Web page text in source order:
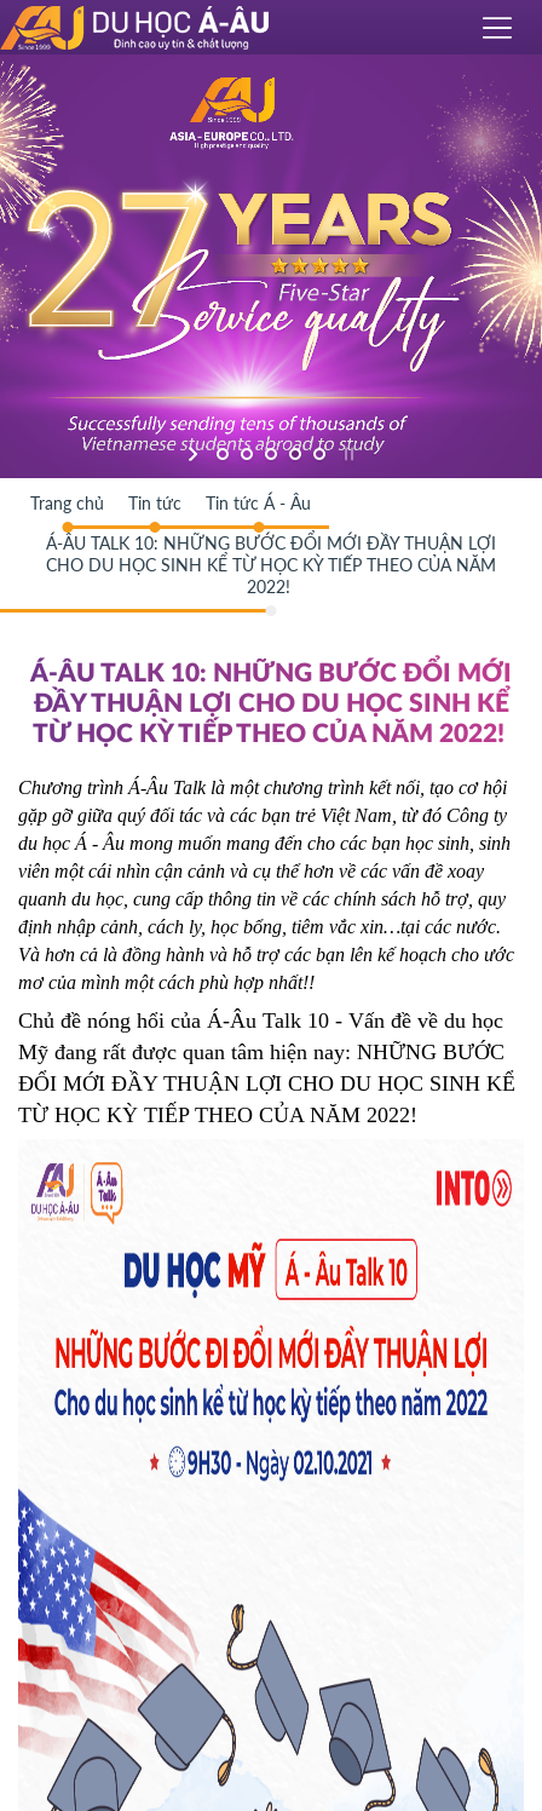
Trang chủ Tin tức Tin tức Á - Âu
Á-ÂU TALK 10: NHỮNG BƯỚC ĐỔI MỚI ĐẦY THUẬN LỢI
CHO DU HỌC SINH KỂ TỪ HỌC KỲ TIẾP THEO CỦA NĂM
2022!
Á-ÂU TALK 10: NHỮNG BƯỚC ĐỔI MỚI
ĐẦY THUẬN LỢI CHO DU HỌC SINH KỂ
TỪ HỌC KỲ TIẾP THEO CỦA NĂM 2022!
Chương trình Á-Âu Talk là một chương trình kết nối, tạo cơ hội
gặp gỡ giữa quý đối tác và các bạn trẻ Việt Nam, từ đó Công ty
du học Á - Âu mong muốn mang đến cho các bạn học sinh, sinh
viên một cái nhìn cận cảnh và cụ thể hơn về các vấn đề xoay
quanh du học, cung cấp thông tin về các chính sách hỗ trợ, quy
định nhập cảnh, cách ly, học bổng, tiêm vắc xin…tại các nước.
Và hơn cả là đồng hành và hỗ trợ các bạn lên kế hoạch cho ước
mơ của mình một cách phù hợp nhất!!
Chủ đề nóng hổi của Á-Âu Talk 10 - Vấn đề về du học
Mỹ đang rất được quan tâm hiện nay: NHỮNG BƯỚC
ĐỔI MỚI ĐẦY THUẬN LỢI CHO DU HỌC SINH KỂ
TỪ HỌC KỲ TIẾP THEO CỦA NĂM 2022!